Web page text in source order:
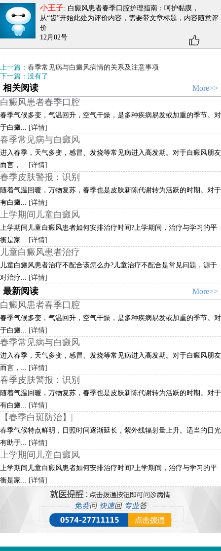
小王子: 白癜风患者春季口腔护理指南：呵护黏膜，
从“齿”开始此处为评价内容，需要带文章标题，内容随意评
价
12月02号
上一篇： 春季常见病与白癜风病情的关系及注意事项
下一篇：没有了
相关阅读 More>>
白癜风患者春季口腔
春季气候多变，气温回升，空气干燥，是多种疾病易发或加重的季节。对
于白癜... [详情]
春季常见病与白癜风
进入春季，天气多变，感冒、发烧等常见病进入高发期。对于白癜风朋友
而言，... [详情]
春季皮肤警报：识别
随着气温回暖，万物复苏，春季也是皮肤新陈代谢转为活跃的时期。对于
有白癜... [详情]
上学期间儿童白癜风
上学期间儿童白癜风患者如何安排治疗时间?上学期间，治疗与学习的平
衡是家... [详情]
儿童白癜风患者治疗
儿童白癜风患者治疗不配合该怎么办?儿童治疗不配合是常见问题，源于
对治疗... [详情]
最新阅读 More>>
白癜风患者春季口腔
春季气候多变，气温回升，空气干燥，是多种疾病易发或加重的季节。对
于白癜... [详情]
春季常见病与白癜风
进入春季，天气多变，感冒、发烧等常见病进入高发期。对于白癜风朋友
而言，... [详情]
春季皮肤警报：识别
随着气温回暖，万物复苏，春季也是皮肤新陈代谢转为活跃的时期。对于
有白癜... [详情]
【春季白斑防治】|
春季气候特点鲜明，日照时间逐渐延长，紫外线辐射量上升。适当的日光
有助于... [详情]
上学期间儿童白癜风
上学期间儿童白癜风患者如何安排治疗时间?上学期间，治疗与学习的平
衡是家... [详情]